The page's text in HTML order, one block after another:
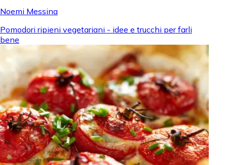
Noemi Messina
Pomodori ripieni vegetariani - idee e trucchi per farli
bene